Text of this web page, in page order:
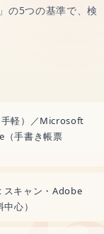
ットおすすめ
こしAI
の5つの基準で、検
軽）／Microsoft
手書き帳票
キャン・Adobe
心）